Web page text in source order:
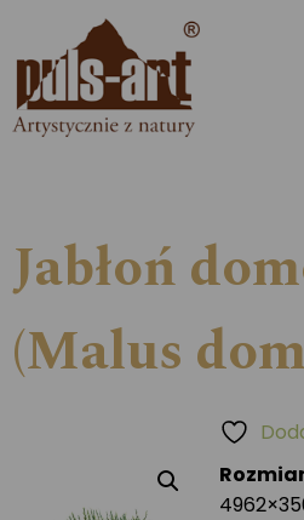
Jabłoń
(Malus